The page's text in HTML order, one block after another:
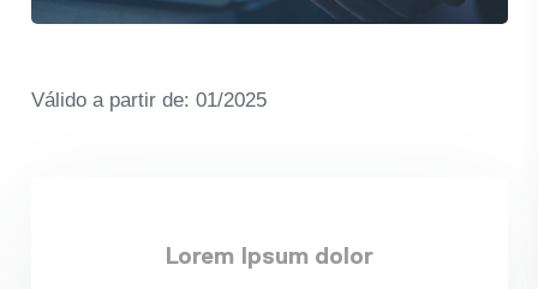
Válido a par­tir de: 01/2025
Lorem Ipsum dolor